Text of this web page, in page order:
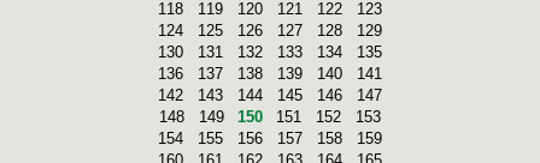
118
119 120 121 122
123
124
125 126 127 128
129
130
131 132 133 134
135
136
137 138 139 140
141
142
143 144 145 146
147
148
149 150 151 152
153
154
155 156 157 158
159